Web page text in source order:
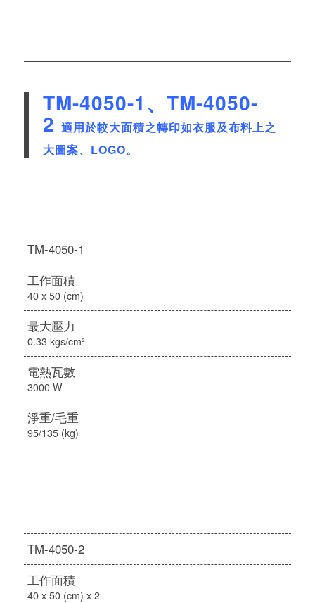
TM-4050-1、TM-4050-
2 適用於較大面積之轉印如衣服及布料上之
大圖案、LOGO。
TM-4050-1
工作面積
40 x 50 (cm)
最大壓力
0.33 kgs/cm²
電熱瓦數
3000 W
淨重/毛重
95/135 (kg)
TM-4050-2
工作面積
40 x 50 (cm) x 2